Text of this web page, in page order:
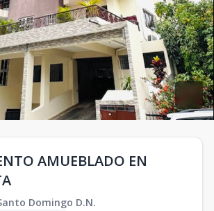
AMUEBLADO EN
Domingo D.N.